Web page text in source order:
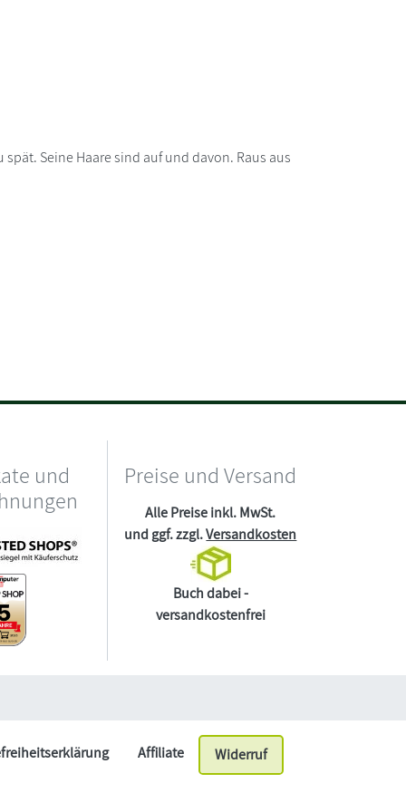
Seine Haare sind auf und davon. Raus aus
und
Preise und Versand
Alle Preise inkl. MwSt.
und ggf. zzgl.Versandkosten
Buch dabei -
versandkostenfrei
Affiliate Widerruf